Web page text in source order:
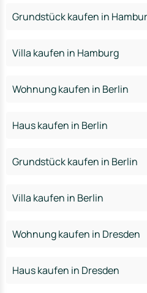
Grundstück kaufen in
Villa kaufen in Hamburg
Wohnung kaufen in Berlin
Haus kaufen in Berlin
Grundstück kaufen in Berlin
Villa kaufen in Berlin
Wohnung kaufen in Dresden
Haus kaufen in Dresden